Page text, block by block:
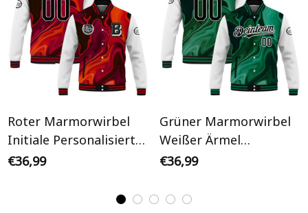
Roter Marmorwirbel
Initiale Personalisiertes
Varsity College Jacke
€36,99
Grüner Marmorwirbel
Weißer Ärmel
Personalisiertes Varsity
€36,99